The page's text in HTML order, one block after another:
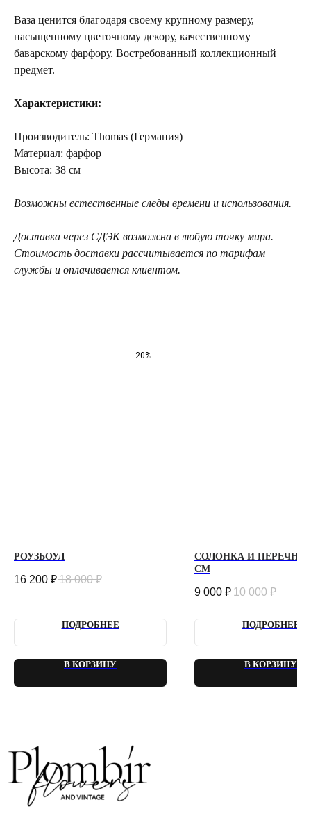
Ваза ценится благодаря своему крупному размеру,
насыщенному цветочному декору, качественному
баварскому фарфору. Востребованный коллекционный
предмет.
Характеристики:
Производитель: Thomas (Германия)
Материал: фарфор
Высота: 38 см
Возможны естественные следы времени и использования.
Доставка через СДЭК возможна в любую точку мира.
Стоимость доставки рассчитывается по тарифам
службы и оплачивается клиентом.
-20%
РОУЗБОУЛ
16 200 ₽18 000 ₽
ПОДРОБНЕЕ
В КОРЗИНУ
СОЛОНКА И
СМ
9 000 ₽10 000 ₽
ПОДРОБНЕЕ
В КОРЗИНУ
КОНФИДЕНЦИАЛЬНОСТЬ
2018 - 2025 PLOMBIR FLOWERS